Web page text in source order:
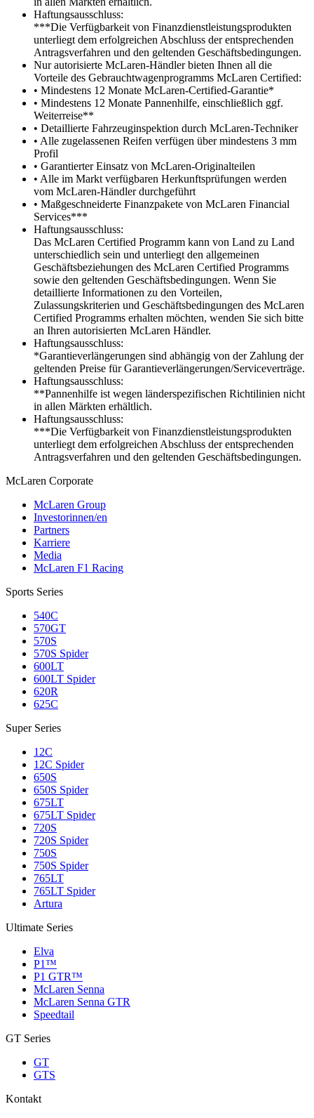
Haftungsausschluss:
***Die Verfügbarkeit von Finanzdienstleistungsprodukten
unterliegt dem erfolgreichen Abschluss der entsprechenden
Antragsverfahren und den geltenden Geschäftsbedingungen.
Nur autorisierte McLaren-Händler bieten Ihnen all die
Vorteile des Gebrauchtwagenprogramms McLaren Certified:
• Mindestens 12 Monate McLaren-Certified-Garantie*
• Mindestens 12 Monate Pannenhilfe, einschließlich ggf.
Weiterreise**
• Detaillierte Fahrzeuginspektion durch McLaren-Techniker
• Alle zugelassenen Reifen verfügen über mindestens 3 mm
Profil
• Garantierter Einsatz von McLaren-Originalteilen
• Alle im Markt verfügbaren Herkunftsprüfungen werden
vom McLaren-Händler durchgeführt
• Maßgeschneiderte Finanzpakete von McLaren Financial
Services***
Haftungsausschluss:
Das McLaren Certified Programm kann von Land zu Land
unterschiedlich sein und unterliegt den allgemeinen
Geschäftsbeziehungen des McLaren Certified Programms
sowie den geltenden Geschäftsbedingungen. Wenn Sie
detaillierte Informationen zu den Vorteilen,
Zulassungskriterien und Geschäftsbedingungen des McLaren
Certified Programms erhalten möchten, wenden Sie sich bitte
an Ihren autorisierten McLaren Händler.
Haftungsausschluss:
*Garantieverlängerungen sind abhängig von der Zahlung der
geltenden Preise für Garantieverlängerungen/Serviceverträge.
Haftungsausschluss:
**Pannenhilfe ist wegen länderspezifischen Richtilinien nicht
in allen Märkten erhältlich.
Haftungsausschluss:
***Die Verfügbarkeit von Finanzdienstleistungsprodukten
unterliegt dem erfolgreichen Abschluss der entsprechenden
Antragsverfahren und den geltenden Geschäftsbedingungen.
McLaren Corporate
McLaren Group
Investorinnen/en
Partners
Karriere
Media
McLaren F1 Racing
Sports Series
540C
570GT
570S
570S Spider
600LT
600LT Spider
620R
625C
Super Series
12C
12C Spider
650S
650S Spider
675LT
675LT Spider
720S
720S Spider
750S
750S Spider
765LT
765LT Spider
Artura
Ultimate Series
Elva
P1™
P1 GTR™
McLaren Senna
McLaren Senna GTR
Speedtail
GT Series
GT
GTS
Kontakt